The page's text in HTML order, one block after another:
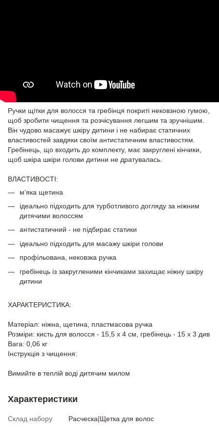
Ручки щітки для волосся та гребінця покриті нековзною гумою,
щоб зробити чищення та розчісування легшим та зручнішим.
Він чудово масажує шкіру дитини і не набирає статичних
властивостей завдяки своїм антистатичним властивостям.
Гребінець, що входить до комплекту, має закруглені кінчики,
щоб шкіра шкіри голови дитини не дратувалась.
ВЛАСТИВОСТІ:
м’яка щетина
ідеально підходить для турботливого догляду за ніжним
дитячими волоссям
антистатичний - не підбирає статики
ідеально підходить для масажу шкіри голови
профільована, нековзка ручка
гребінець із закругленими кінчиками захищає ніжну шкіру
дитини
ХАРАКТЕРИСТИКА:
Матеріал: ніжна, щетина, пластмасова ручка
Розміри: кисть для волосся - 15,5 х 4 см, гребінець - 15 х 3 див
Вага: 0,06 кг
Інструкція з чищення:
Вимийте в теплій воді дитячим милом
Характеристики
Склад набору
Расческа|Щетка для волос